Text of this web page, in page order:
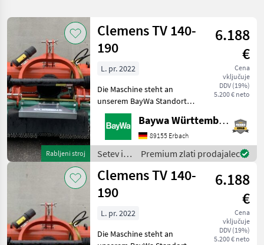
Kategorija 4 Država Filtri
TRENUTNA
POT
Kmetijska
tehnika
In
Nega
Stroj Za
IZBERITE
KATEGORIJO
Clemens
Ponastavi
Prikaži 4
rezultatov
Rabljeni stroj
Clemens TV 140-
190
6.188
€
Cena
vključuje
DDV (19%)
5.200 € neto
L. pr. 2022
Die Maschine steht an
unserem BayWa Standort in
DE 74336
BrackenheimGerne steht
Ihnen Herr Stein unter Tel.:
0151 1610 4371 für Ihre
Anfrage zur
Verfügung!Mulcher TV
Baywa Württemberg
89155 Erbach
Setev in
nega /
Clemens
Premium zlati prodajalec
Clemens TV 140-
190
6.188
€
Cena
vključuje
DDV (19%)
5.200 € neto
L. pr. 2022
Die Maschine steht an